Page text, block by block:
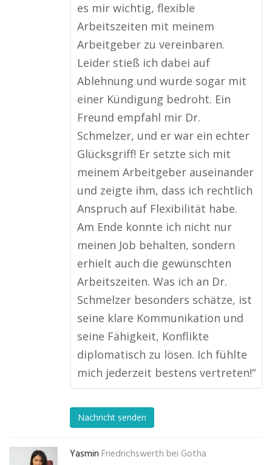
es mir wichtig, flexible
Arbeitszeiten mit meinem
Arbeitgeber zu vereinbaren.
Leider stieß ich dabei auf
Ablehnung und wurde sogar mit
einer Kündigung bedroht. Ein
Freund empfahl mir Dr.
Schmelzer, und er war ein echter
Glücksgriff! Er setzte sich mit
meinem Arbeitgeber auseinander
und zeigte ihm, dass ich rechtlich
Anspruch auf Flexibilität habe.
Am Ende konnte ich nicht nur
meinen Job behalten, sondern
erhielt auch die gewünschten
Arbeitszeiten. Was ich an Dr.
Schmelzer besonders schätze, ist
seine klare Kommunikation und
seine Fähigkeit, Konflikte
diplomatisch zu lösen. Ich fühlte
mich jederzeit bestens vertreten!“
Nachricht senden
Yasmin Friedrichswerth bei Gotha